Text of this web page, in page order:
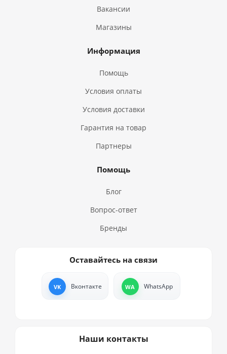
Вакансии
Магазины
Информация
Помощь
Условия оплаты
Условия доставки
Гарантия на товар
Партнеры
Помощь
Блог
Вопрос-ответ
Бренды
Оставайтесь на связи
Вконтакте WhatsApp
Наши контакты